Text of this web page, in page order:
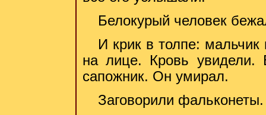
Белокурый человек
И крик в толпе:
на лице. Кровь увидели.
сапожник. Он умирал.
Заговорили